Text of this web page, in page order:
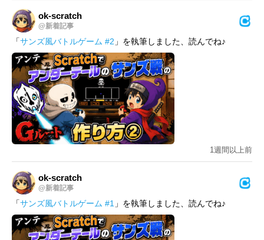
ok-scratch
@新着記事
「サンズ風バトルゲーム #2 」を執筆しました、読んでね♪
1週間以上前
ok-scratch
@新着記事
「サンズ風バトルゲーム #1 」を執筆しました、読んでね♪